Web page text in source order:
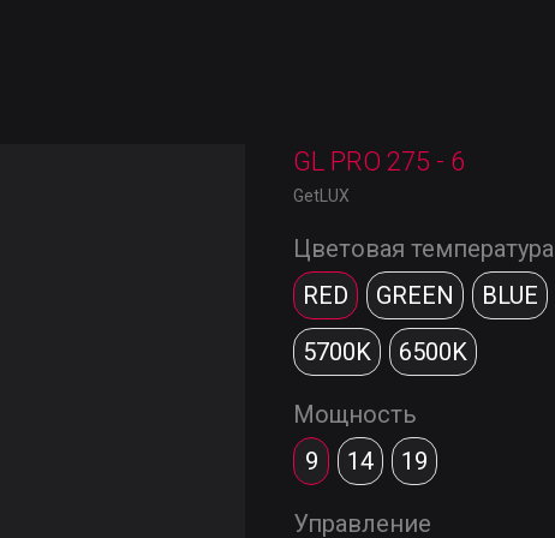
GL PRO 275 - 6
GetLUX
Цветовая температура
RED
GREEN BLUE
5700K
6500K
Мощность
9
14 19
Управление